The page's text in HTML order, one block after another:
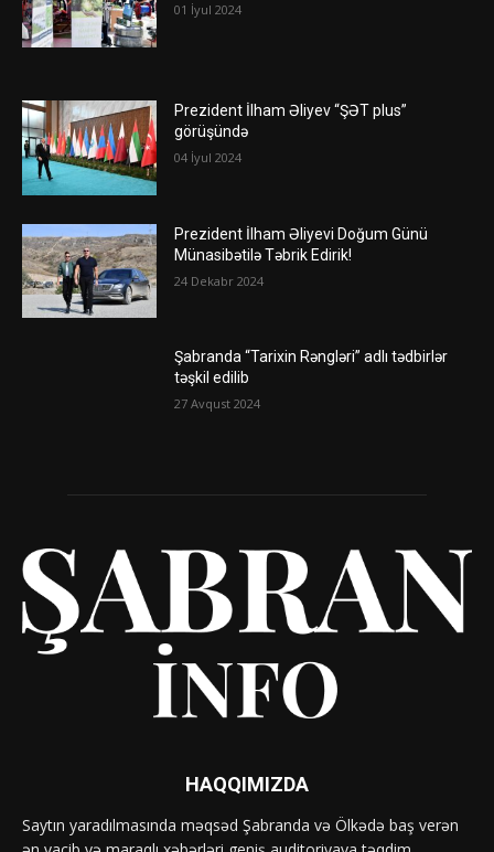
01 İyul 2024
Prezident İlham Əliyev “ŞƏT plus”
görüşündə
04 İyul 2024
Prezident İlham Əliyevi Doğum Günü
Münasibətilə Təbrik Edirik!
24 Dekabr 2024
Şabranda “Tarixin Rəngləri” adlı tədbirlər
təşkil edilib
27 Avqust 2024
HAQQIMIZDA
Saytın yaradılmasında məqsəd Şabranda və Ölkədə baş verən